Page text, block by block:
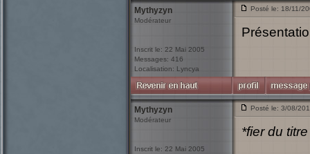
Mythyzyn
Modérateur
Inscrit le: 22 Mai 2005
Messages: 416
Localisation: Lyncya
Posté le: 18/11/
Mythyzyn
Modérateur
Inscrit le: 22 Mai 2005
Posté le: 3/08/
*fier du